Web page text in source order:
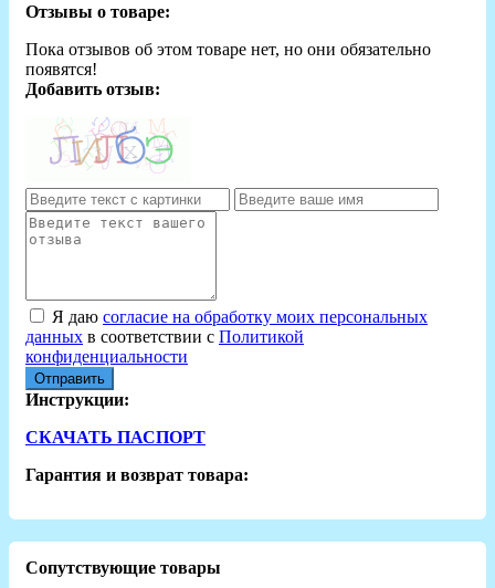
Отзывы о товаре:
Пока отзывов об этом товаре нет, но они обязательно
появятся!
Добавить отзыв:
Я даю согласие на обработку моих персональных
данных в соответствии с Политикой
конфиденциальности
Отправить
Инструкции:
СКАЧАТЬ ПАСПОРТ
Гарантия и возврат товара:
Сопутствующие товары